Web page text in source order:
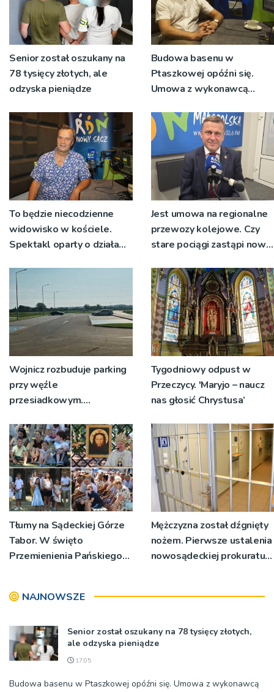
Senior został oszukany na
78 tysięcy złotych, ale
odzyska pieniądze
Budowa basenu w
Ptaszkowej opóźni się.
Umowa z wykonawcą
nie zostanie podpisana
To będzie niecodzienne
widowisko w kościele.
Spektakl oparty o działa
Jest umowa na regionalne
przewozy kolejowe. Czy
stare pociągi zastąpi nowy
Wojnicz rozbuduje parking
przy węźle
przesiadkowym.
miejsc
Tygodniowy odpust w
Przeczycy. 'Maryjo – naucz
nas głosić Chrystusa’
Tłumy na Sądeckiej Górze
Tabor. W święto
Przemienienia Pańskiego
[ZDJĘCIA]
Mężczyzna został dźgnięty
nożem. Pierwsze ustalenia
nowosądeckiej prokuratury
NAJNOWSZE
Senior został oszukany na 78 tysięcy złotych,
ale odzyska pieniądze
17:05
Budowa basenu w Ptaszkowej opóźni się. Umowa z wykonawcą